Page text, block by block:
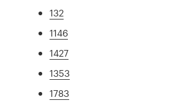
132
1146
1427
1353
1783